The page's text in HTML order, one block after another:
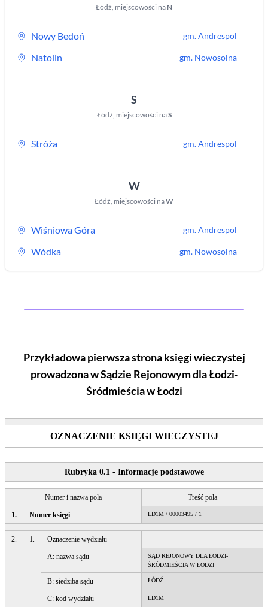
Łódź, miejscowości na N
Nowy Bedoń gm.Andrespol
Natolin gm. Nowosolna
S
Łódź, miejscowości naS
Stróża gm.Andrespol
W
Łódź, miejscowości naW
Wiśniowa Góra gm.Andrespol
Wódka gm. Nowosolna
Przykładowa pierwsza strona księgi wieczystej
prowadzona w Sądzie Rejonowymdla Łodzi-
Śródmieścia w Łodzi
OZNACZENIE KSIĘGI WIECZYSTEJ
Rubryka 0.1 - Informacje podstawowe
Numer i nazwa pola Treść pola
1. Numer księgi LD1M / 00003495 / 1
2. 1. Oznaczenie wydziału ---
A: nazwa sądu
SĄD REJONOWY DLA ŁODZI-
ŚRÓDMIEŚCIA W ŁODZI
B: siedziba sądu ŁÓDŹ
C: kod wydziału LD1M